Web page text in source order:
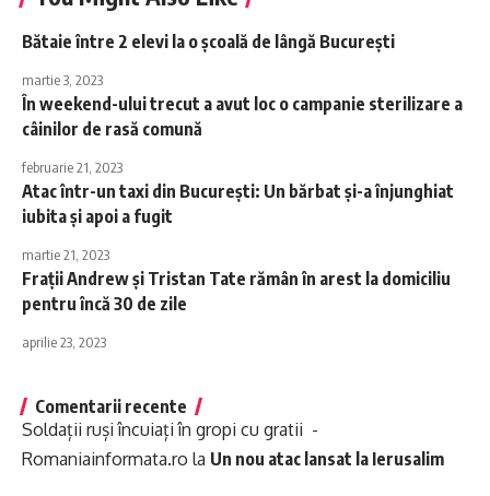
Bătaie între 2 elevi la o școală de lângă București
martie 3, 2023
În weekend-ului trecut a avut loc o campanie sterilizare a
câinilor de rasă comună
februarie 21, 2023
Atac într-un taxi din București: Un bărbat și-a înjunghiat
iubita și apoi a fugit
martie 21, 2023
Frații Andrew și Tristan Tate rămân în arest la domiciliu
pentru încă 30 de zile
aprilie 23, 2023
Comentarii recente
Soldații ruși încuiați în gropi cu gratii -
Romaniainformata.ro la Un nou atac lansat la Ierusalim